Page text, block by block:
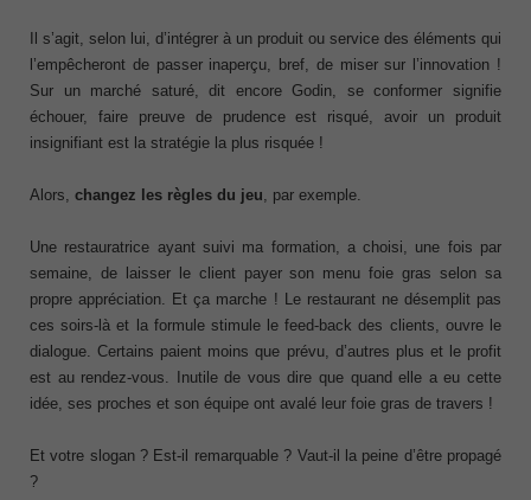
Il s’agit, selon lui, d’intégrer à un produit ou service des éléments qui
l’empêcheront de passer inaperçu, bref, de miser sur l’innovation !
Sur un marché saturé, dit encore Godin, se conformer signifie
échouer, faire preuve de prudence est risqué, avoir un produit
insignifiant est la stratégie la plus risquée !
Alors, changez les règles du jeu , par exemple.
Une restauratrice ayant suivi ma formation, a choisi, une fois par
semaine, de laisser le client payer son menu foie gras selon sa
propre appréciation. Et ça marche ! Le restaurant ne désemplit pas
ces soirs-là et la formule stimule le feed-back des clients, ouvre le
dialogue. Certains paient moins que prévu, d’autres plus et le profit
est au rendez-vous. Inutile de vous dire que quand elle a eu cette
idée, ses proches et son équipe ont avalé leur foie gras de travers !
Et votre slogan ? Est-il remarquable ? Vaut-il la peine d’être propagé
?